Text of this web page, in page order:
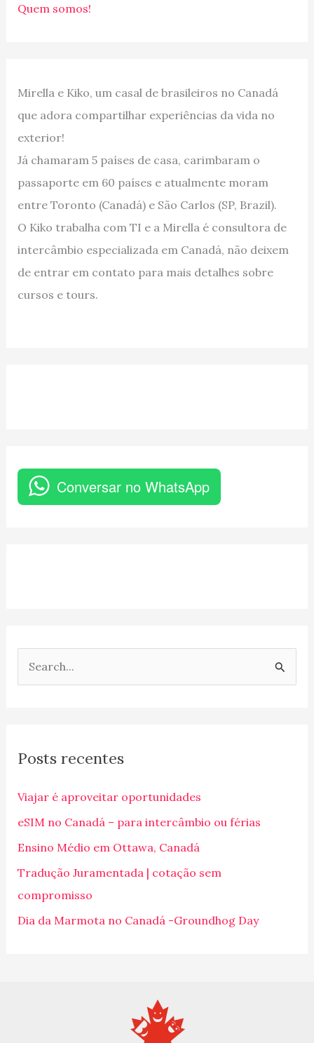
Quem somos!
Mirella e Kiko, um casal de brasileiros no Canadá
que adora compartilhar experiências da vida no
exterior!
Já chamaram 5 países de casa, carimbaram o
passaporte em 60 países e atualmente moram
entre Toronto (Canadá) e São Carlos (SP, Brazil).
O Kiko trabalha com TI e a Mirella é consultora de
intercâmbio especializada em Canadá, não deixem
de entrar em contato para mais detalhes sobre
cursos e tours.
Conversar no WhatsApp
u
s
a
r
p
o
r
Posts recentes
Viajar é aproveitar oportunidades
eSIM no Canadá – para intercâmbio ou férias
Ensino Médio em Ottawa, Canadá
Tradução Juramentada | cotação sem
compromisso
Dia da Marmota no Canadá -Groundhog Day